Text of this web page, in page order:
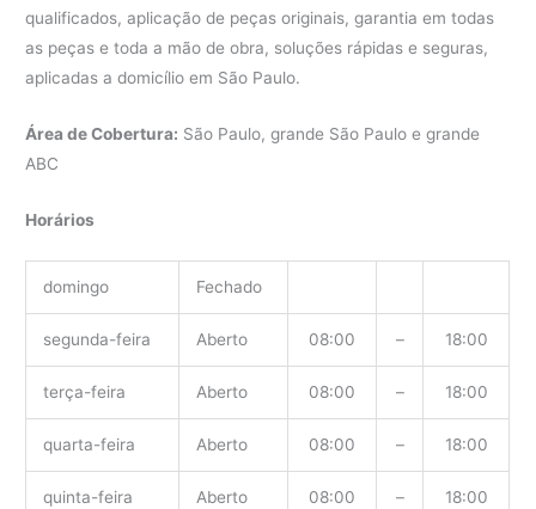
qualificados, aplicação de peças originais, garantia em todas
as peças e toda a mão de obra, soluções rápidas e seguras,
aplicadas a domicílio em São Paulo.
Área de Cobertura: São Paulo, grande São Paulo e grande
ABC
Horários
domingo Fechado
segunda-feira Aberto 08:00 – 18:00
terça-feira Aberto 08:00 – 18:00
quarta-feira Aberto 08:00 – 18:00
quinta-feira Aberto 08:00 – 18:00